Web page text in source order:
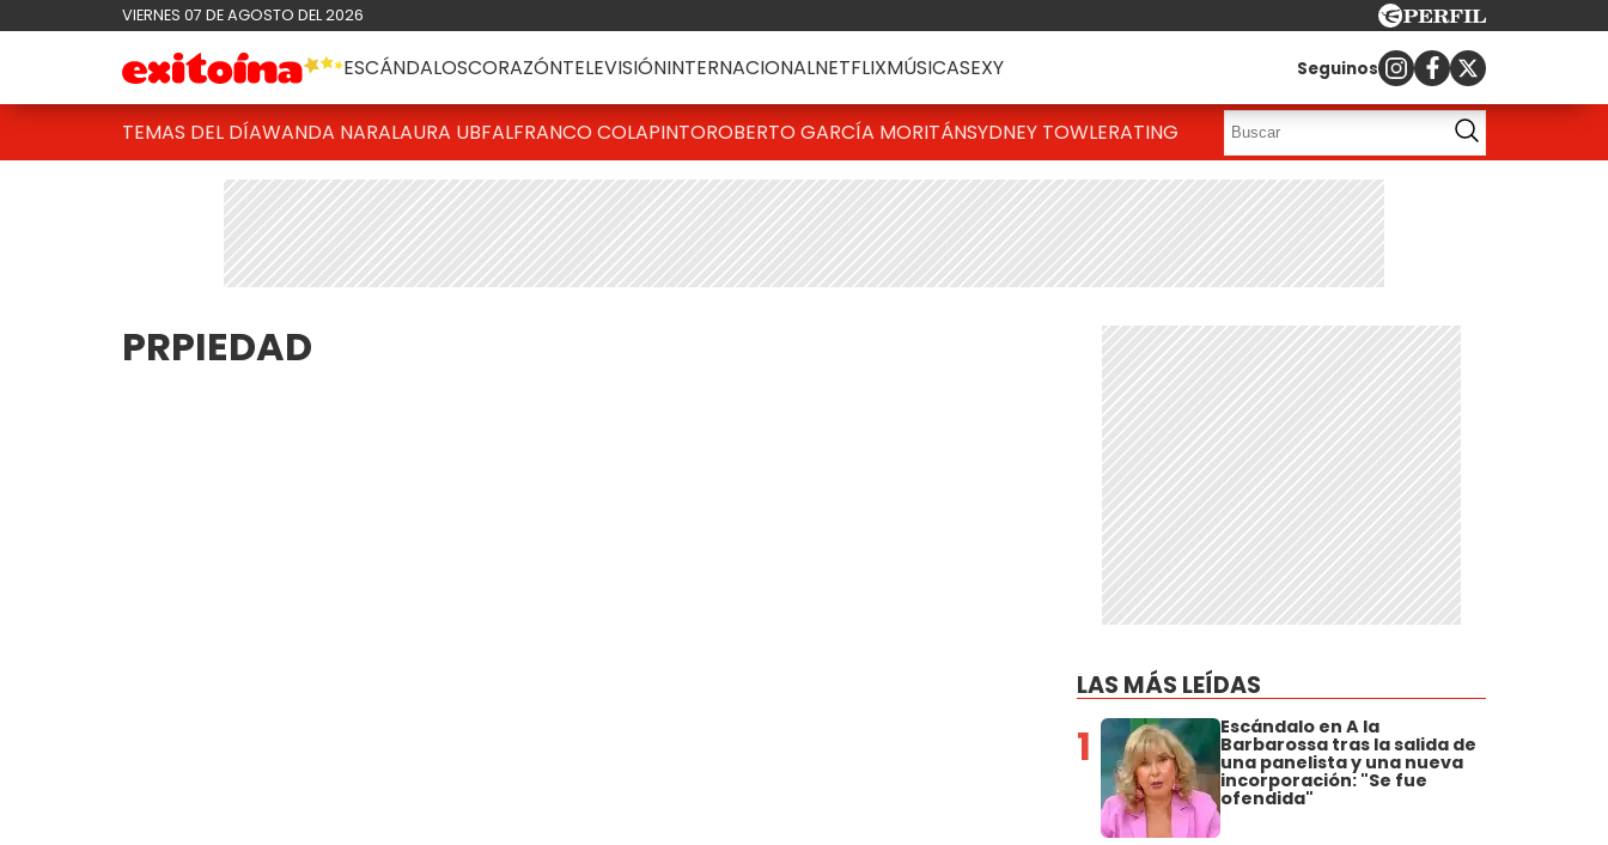
VIERNES 07 DE AGOSTO DEL 2026
ESCÁNDALOSCORAZÓNTELEVISIÓNINTERNACIONALNETFLIXMÚSICASEXY Seguinos
TEMAS DEL DÍAWANDA NARALAURA UBFALFRANCO COLAPINTOROBERTO GARCÍA MORITÁNSYDNEY TOWLERATING
PRPIEDAD
LAS MÁS LEÍDAS
1 Escándalo en A la
Barbarossa tras la salida de
una panelista y una nueva
incorporación: "Se fue
ofendida"